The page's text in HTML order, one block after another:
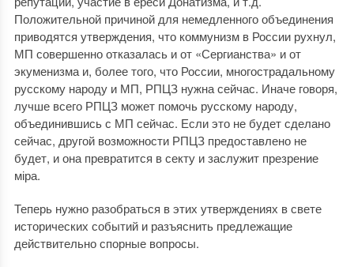
Положительной причиной для немедленного объединения
приводятся утверждения, что коммунизм в России рухнул,
МП совершенно отказалась и от «Сергианства» и от
экуменизма и, более того, что России, многострадальному
русскому народу и МП, РПЦЗ нужна сейчас. Иначе говоря,
лучше всего РПЦЗ может помочь русскому народу,
объединившись с МП сейчас. Если это не будет сделано
сейчас, другой возможности РПЦЗ предоставлено не
будет, и она превратится в секту и заслужит презрение
міра.
Теперь нужно разобраться в этих утверждениях в свете
исторических событий и разъяснить предлежащие
действительно спорные вопросы.